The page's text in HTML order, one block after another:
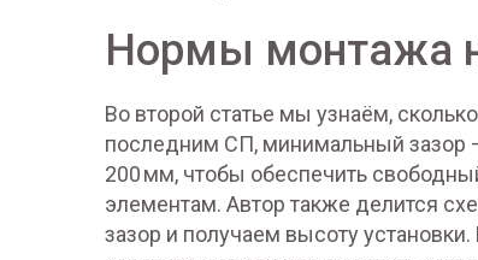
Нормы монтажа
Во второй статье мы узнаём,
последним СП, минимальный зазор
200 мм, чтобы обеспечить
элементам. Автор также делится
зазор и получаем высоту